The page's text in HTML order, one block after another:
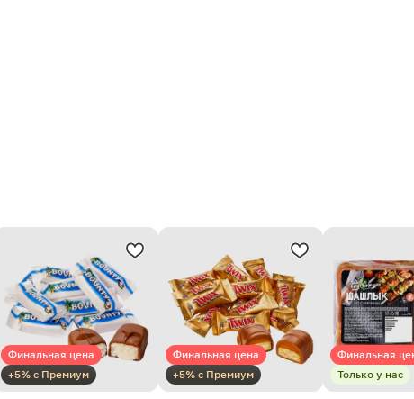
Финальная цена
+5% с Премиум
Финальная цена
+5% с Премиум
Финальная
Только у нас